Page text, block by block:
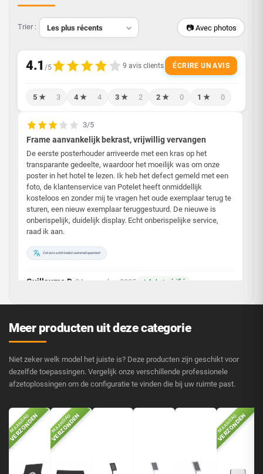
Trier : 📷 Avec photos
5 ★ 3 4 ★ 4 3 ★ 2 2 ★ 0 1 ★ 0
ÉCRIRE UN AVIS
3/5
Frame aanvankelijk bekrast, vrijwillig vervangen
De eerste posterhouder arriveerde met een kras op het
transparante gedeelte, waardoor het moeilijk was om onze
poster in het hotel te lezen. Ik heb het defect gemeld met een
foto, de klantenservice van Potelet heeft onmiddellijk
kosteloos en zonder mij te vragen het oude exemplaar terug te
sturen, een nieuw exemplaar teruggestuurd. De nieuwe is
onberispelijk, duidelijk display. Echt onberispelijke service,
raad ik aan.
Cet avis a été traduit automatiquement
Guillaume D. 24 november 2025 ✓ Achat vérifié
Meer producten uit deze categorie
Niet zeker welk model het juiste is? Deze producten zijn geschikt voor
dezelfde toepassingen. Vergelijk onze verschillende professionele
afzetoplossingen om de configuratie te vinden die bij uw ruimte past.
MAANDAG
VERZONDEN MAANDAG
VERZONDEN MAANDAG
VERZONDEN